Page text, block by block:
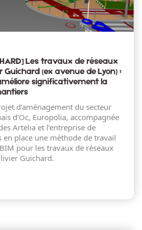
Les travaux de réseaux
Guichard (ex avenue de Lyon) :
significativement la
d’aménagement du secteur
d’Oc, Europolia, accompagnée
Artelia et l’entreprise de
en place une méthode de travail
pour les travaux de réseaux
Guichard.